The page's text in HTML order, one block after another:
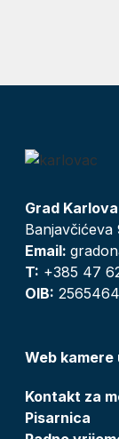
Grad
Email:
T: +385 47
OIB:
Web kamere
Kontakt za
Pisarnica